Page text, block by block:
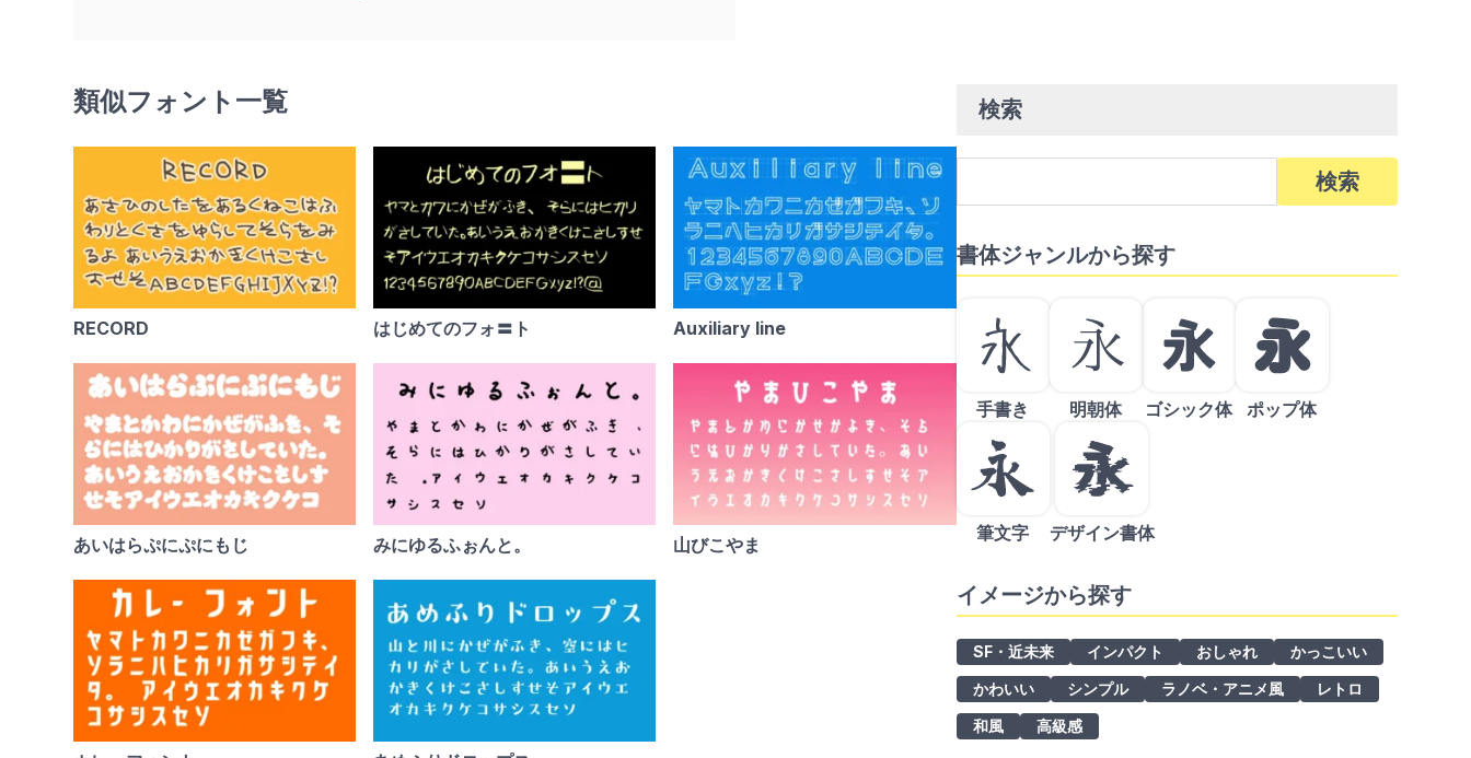
類似フォント一覧
RECORD はじめてのフォ〓ト Auxiliary line
あいはらぷにぷにもじ みにゆるふぉんと。 山びこやま
検索
書体ジャンルから探す
手書き 明朝体 ゴシック体 ポップ体
筆文字 デザイン書体
イメージから探す
SF・近未来 インパクト おしゃれ
かっこいい
かわいい
シンプル ラノベ・アニメ風
レトロ
和風
高級感